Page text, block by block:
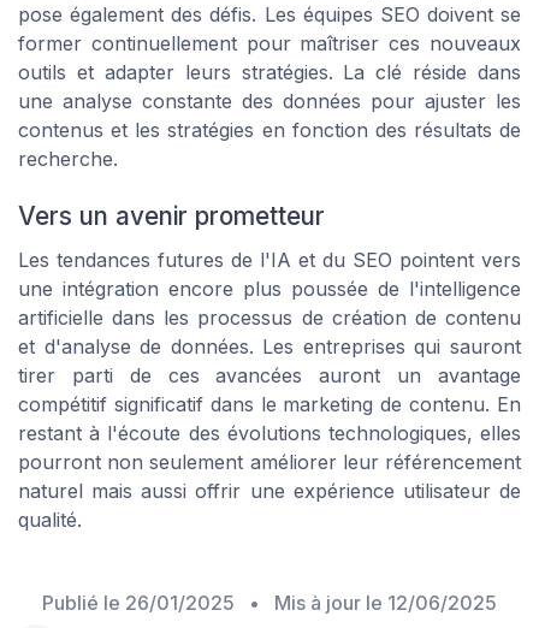
pose également des défis. Les équipes SEO doivent se
former continuellement pour maîtriser ces nouveaux
outils et adapter leurs stratégies. La clé réside dans
une analyse constante des données pour ajuster les
contenus et les stratégies en fonction des résultats de
recherche.
Vers un avenir prometteur
Les tendances futures de l'IA et du SEO pointent vers
une intégration encore plus poussée de l'intelligence
artificielle dans les processus de création de contenu
et d'analyse de données. Les entreprises qui sauront
tirer parti de ces avancées auront un avantage
compétitif significatif dans le marketing de contenu. En
restant à l'écoute des évolutions technologiques, elles
pourront non seulement améliorer leur référencement
naturel mais aussi offrir une expérience utilisateur de
qualité.
Publié le 26/01/2025 • Mis à jour le 12/06/2025